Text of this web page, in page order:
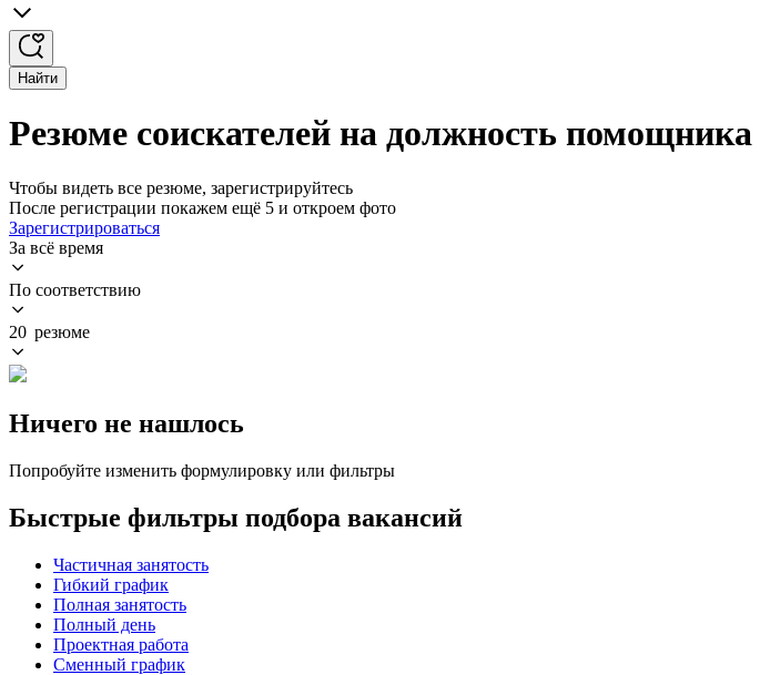
Найти
Резюме соискателей на должность
Чтобы видеть все резюме, зарегистрируйтесь
После регистрации покажем ещё 5 и откроем фото
Зарегистрироваться
За всё время
По соответствию
20 резюме
Ничего не нашлось
Попробуйте изменить формулировку или фильтры
Быстрые фильтры подбора вакансий
Частичная занятость
Гибкий график
Полная занятость
Полный день
Проектная работа
Сменный график